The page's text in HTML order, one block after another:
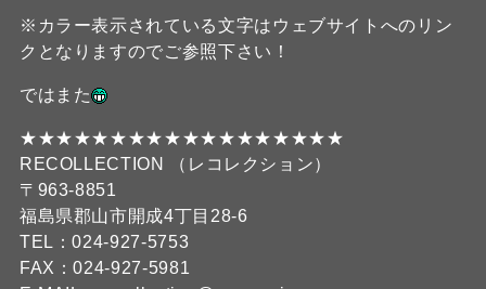
※カラー表示されている文字はウェブサイトへのリン
クとなりますのでご参照下さい！
ではまた
★★★★★★★★★★★★★★★★★★
RECOLLECTION （レコレクション）
〒963-8851
福島県郡山市開成4丁目28-6
TEL：024-927-5753
FAX：024-927-5981